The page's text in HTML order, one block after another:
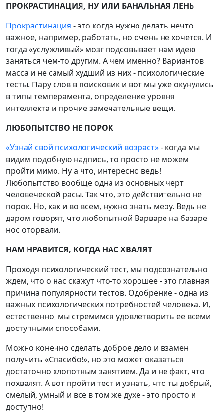
ПРОКРАСТИНАЦИЯ, НУ ИЛИ БАНАЛЬНАЯ ЛЕНЬ
Прокрастинация - это когда нужно делать нечто
важное, например, работать, но очень не хочется. И
тогда «услужливый» мозг подсовывает нам идею
заняться чем-то другим. А чем именно? Вариантов
масса и не самый худший из них - психологические
тесты. Пару слов в поисковик и вот мы уже окунулись
в типы темперамента, определение уровня
интеллекта и прочие замечательные вещи.
ЛЮБОПЫТСТВО НЕ ПОРОК
«Узнай свой психологический возраст»- когда мы
видим подобную надпись, то просто не можем
пройти мимо. Ну а что, интересно ведь!
Любопытство вообще одна из основных черт
человеческой расы. Так что, это действительно не
порок. Но, как и во всем, нужно знать меру. Ведь не
даром говорят, что любопытной Варваре на базаре
нос оторвали.
НАМ НРАВИТСЯ, КОГДА НАС ХВАЛЯТ
Проходя психологический тест, мы подсознательно
ждем, что о нас скажут что-то хорошее - это главная
причина популярности тестов. Одобрение - одна из
важных психологических потребностей человека. И,
естественно, мы стремимся удовлетворить ее всеми
доступными способами.
Можно конечно сделать доброе дело и взамен
получить «Спасибо!», но это может оказаться
достаточно хлопотным занятием. Да и не факт, что
похвалят. А вот пройти тест и узнать, что ты добрый,
смелый, умный и все в том же духе - это просто и
доступно!